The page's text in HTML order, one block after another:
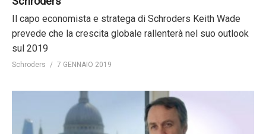
Il capo economista e stratega di Schroders Keith Wade
prevede che la crescita globale rallenterà nel suo outlook
sul 2019
Schroders 7 GENNAIO 2019